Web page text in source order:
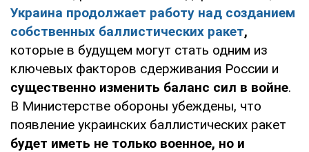
Украина продолжает работу над созданием
собственных баллистических ракет,
которые в будущем могут стать одним из
ключевых факторов сдерживания России и
существенно изменить баланс сил в войне.
В Министерстве обороны убеждены, что
появление украинских баллистических ракет
будет иметь не только военное, но и